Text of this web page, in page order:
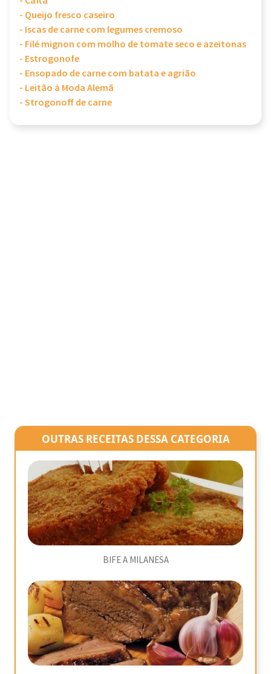
- Queijo fresco caseiro
- Iscas de carne com legumes cremoso
- Filé mignon com molho de tomate seco e azeitonas
- Estrogonofe
- Ensopado de carne com batata e agrião
- Leitão à Moda Alemã
- Strogonoff de carne
OUTRAS RECEITAS DESSA CATEGORIA
BIFE A MILANESA